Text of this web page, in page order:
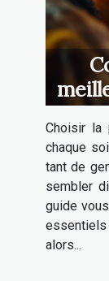
pour
Choisir la
chaque
tant de
sembler
guide
essentiels
alors...